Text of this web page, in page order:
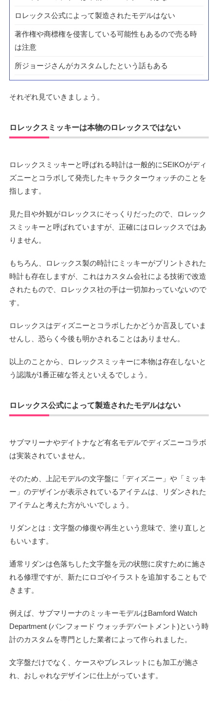
ロレックス公式によって製造されたモデルはない
著作権や商標権を侵害している可能性もあるので売る時
は注意
所ジョージさんがカスタムしたという話もある
それぞれ見ていきましょう。
ロレックスミッキーは本物のロレックスではない
ロレックスミッキーと呼ばれる時計は一般的にSEIKOがディ
ズニーとコラボして発売したキャラクターウォッチのことを
指します。
見た目や外観がロレックスにそっくりだったので、ロレック
スミッキーと呼ばれていますが、正確にはロレックスではあ
りません。
もちろん、ロレックス製の時計にミッキーがプリントされた
時計も存在しますが、これはカスタム会社による技術で改造
されたもので、ロレックス社の手は一切加わっていないので
す。
ロレックスはディズニーとコラボしたかどうか言及していま
せんし、恐らく今後も明かされることはありません。
以上のことから、ロレックスミッキーに本物は存在しないと
う認識が1番正確な答えといえるでしょう。
ロレックス公式によって製造されたモデルはない
サブマリーナやデイトナなど有名モデルでディズニーコラボ
は実装されていません。
そのため、上記モデルの文字盤に「ディズニー」や「ミッキ
ー」のデザインが表示されているアイテムは、リダンされた
アイテムと考えた方がいいでしょう。
リダンとは：文字盤の修復や再生という意味で、塗り直しと
もいいます。
通常リダンは色落ちした文字盤を元の状態に戻すために施さ
れる修理ですが、新たにロゴやイラストを追加することもで
きます。
例えば、サブマリーナのミッキーモデルはBamford Watch
Department (バンフォード ウォッチデパートメント)という時
計のカスタムを専門とした業者によって作られました。
文字盤だけでなく、ケースやブレスレットにも加工が施さ
れ、おしゃれなデザインに仕上がっています。